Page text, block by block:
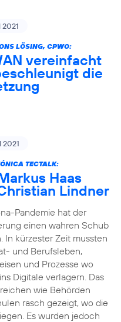
2021
LÖSING, CPWO:
vereinfacht
die
2021
TECTALK:
Haas
Lindner
Pandemie hat der
einen wahren Schub
In kürzester Zeit mussten
und Berufsleben,
und Prozesse wo
Digitale verlagern. Das
wie Behörden
rasch gezeigt, wo die
Es wurden jedoch